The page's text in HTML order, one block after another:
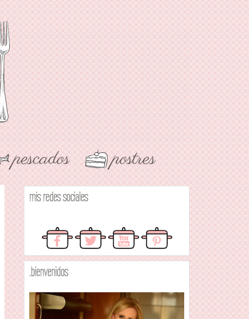
mis redes sociales
.bienvenidos